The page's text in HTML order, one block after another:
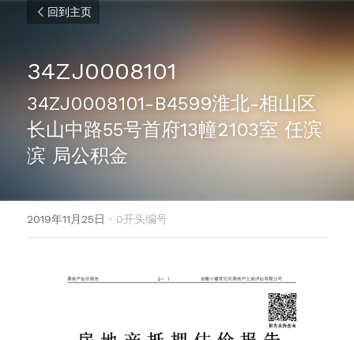
回到主页
34ZJ0008101
34ZJ0008101-B4599淮北-相山区
长山中路55号首府13幢2103室 任滨
滨 局公积金
2019年11月25日 · 0开头编号